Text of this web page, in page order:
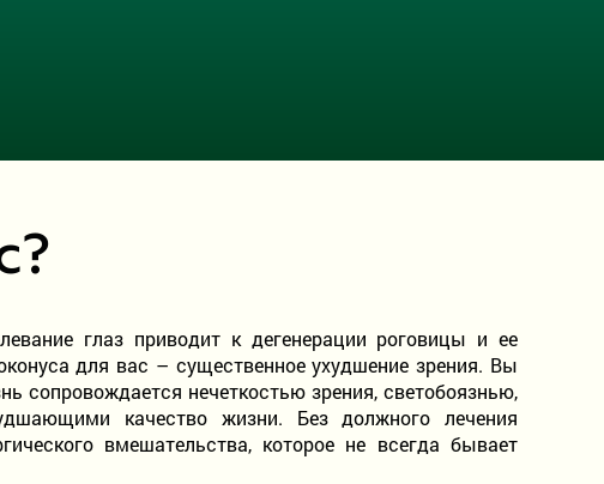
глаз приводит к дегенерации роговицы и ее
для вас – существенное ухудшение зрения. Вы
сопровождается нечеткостью зрения, светобоязнью,
качество жизни. Без должного лечения
вмешательства, которое не всегда бывает